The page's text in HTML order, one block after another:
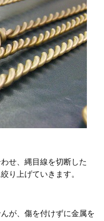
せ、縄目線を切断した
り上げていきます。
が、傷を付けずに金属を